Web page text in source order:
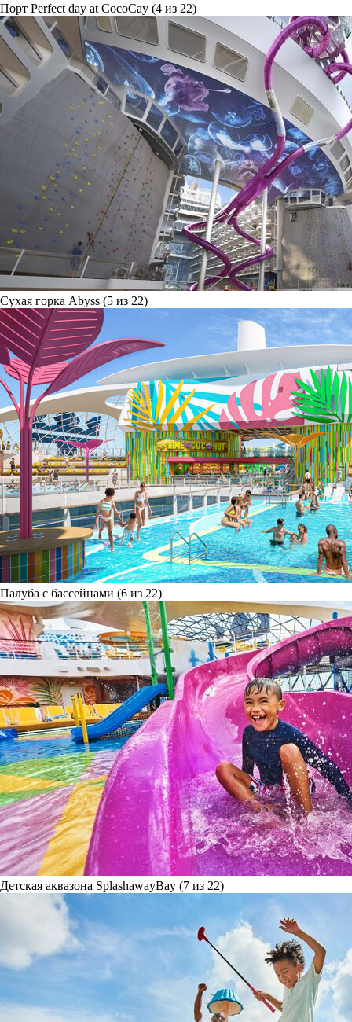
Порт Perfect day at CocoCay (4 из 22)
Сухая горка Abyss (5 из 22)
Палуба с бассейнами (6 из 22)
Детская аквазона SplashawayBay (7 из 22)